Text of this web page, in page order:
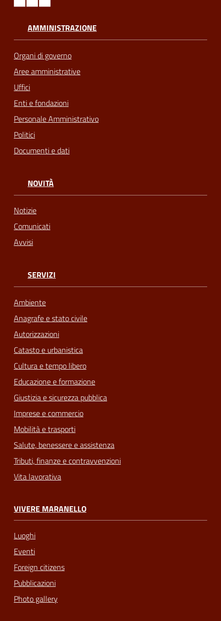
AMMINISTRAZIONE
Organi di governo
Aree amministrative
Uffici
Enti e fondazioni
Personale Amministrativo
Politici
Documenti e dati
NOVITÀ
Notizie
Comunicati
Avvisi
SERVIZI
Ambiente
Anagrafe e stato civile
Autorizzazioni
Catasto e urbanistica
Cultura e tempo libero
Educazione e formazione
Giustizia e sicurezza pubblica
Imprese e commercio
Mobilità e trasporti
Salute, benessere e assistenza
Tributi, finanze e contravvenzioni
Vita lavorativa
VIVERE MARANELLO
Luoghi
Eventi
Foreign citizens
Pubblicazioni
Photo gallery